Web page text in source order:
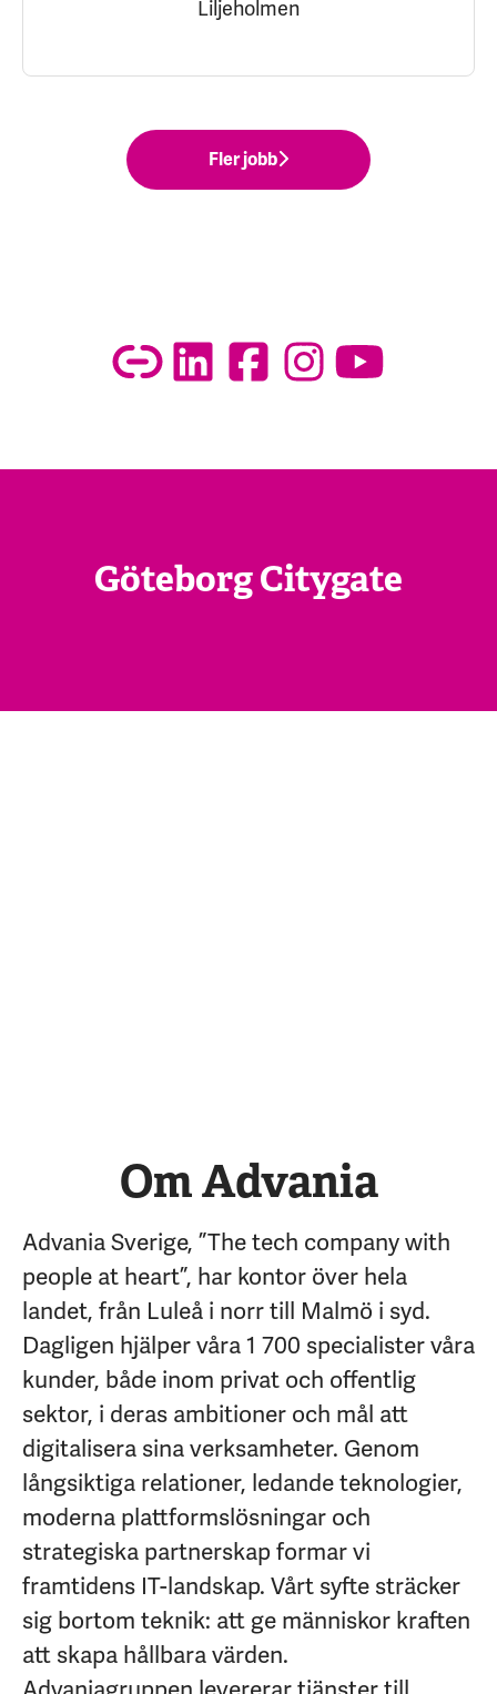
Liljeholmen
Fler jobb
Göteborg Citygate
Om Advania
Advania Sverige, ”The tech company with
people at heart”, har kontor över hela
landet, från Luleå i norr till Malmö i syd.
Dagligen hjälper våra 1 700 specialister våra
kunder, både inom privat och offentlig
sektor, i deras ambitioner och mål att
digitalisera sina verksamheter. Genom
långsiktiga relationer, ledande teknologier,
moderna plattformslösningar och
strategiska partnerskap formar vi
framtidens IT-landskap. Vårt syfte sträcker
sig bortom teknik: att ge människor kraften
att skapa hållbara värden.